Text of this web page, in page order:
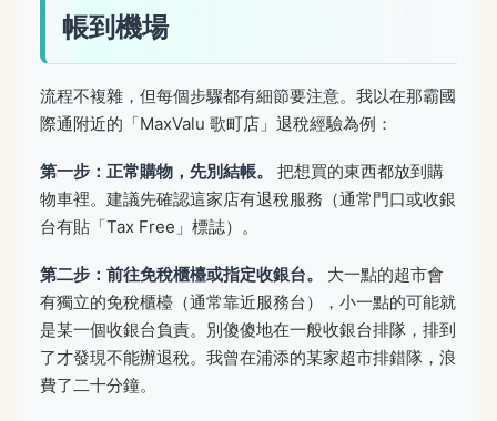
帳到機場
流程不複雜，但每個步驟都有細節要注意。我以在那霸國
際通附近的「MaxValu 歌町店」退稅經驗為例：
第一步：正常購物，先別結帳。
把想買的東西都放到購
物車裡。建議先確認這家店有退稅服務（通常門口或收銀
台有貼「Tax Free」標誌）。
第二步：前往免稅櫃檯或指定收銀台。
大一點的超市會
有獨立的免稅櫃檯（通常靠近服務台），小一點的可能就
是某一個收銀台負責。別傻傻地在一般收銀台排隊，排到
了才發現不能辦退稅。我曾在浦添的某家超市排錯隊，浪
費了二十分鐘。